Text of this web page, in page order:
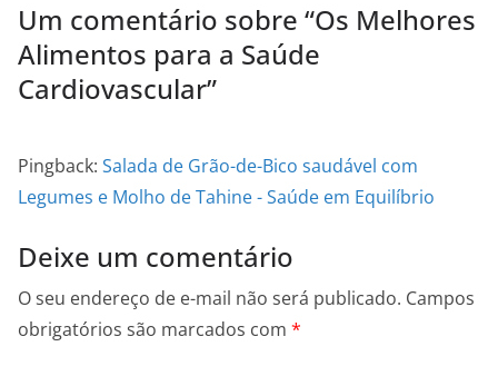
Um comentário sobre “Os Melhores
Alimentos para a Saúde
Cardiovascular”
Pingback: Salada de Grão-de-Bico saudável com
Legumes e Molho de Tahine - Saúde em Equilíbrio
Deixe um comentário
O seu endereço de e-mail não será publicado. Campos
obrigatórios são marcados com *